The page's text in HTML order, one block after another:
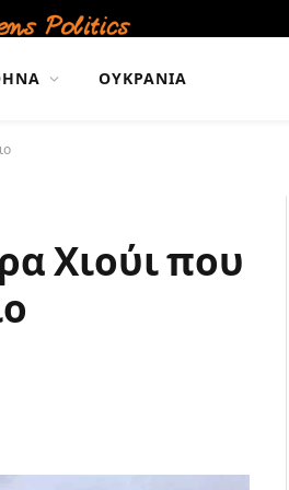
ΟΥΚΡΑΝΊΑ
Χιούι που